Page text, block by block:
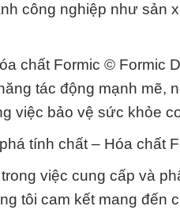
công nghiệp như sản
chất Formic © Formic
tác động mạnh mẽ,
việc bảo vệ sức khỏe
tính chất – Hóa chất
việc cung cấp và
tôi cam kết mang đến